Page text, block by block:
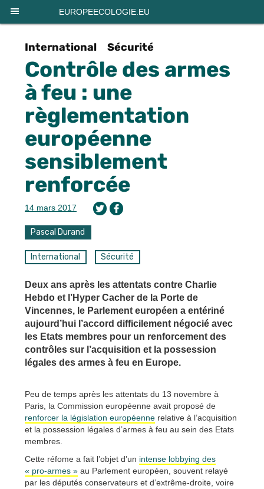
EUROPEECOLOGIE.EU
International Sécurité
Contrôle des armes
à feu : une
règlementation
européenne
sensiblement
renforcée
14 mars 2017
Pascal Durand
International Sécurité
Deux ans après les attentats contre Charlie
Hebdo et l’Hyper Cacher de la Porte de
Vincennes, le Parlement européen a entériné
aujourd’hui l’accord difficilement négocié avec
les Etats membres pour un renforcement des
contrôles sur l’acquisition et la possession
légales des armes à feu en Europe.
Peu de temps après les attentats du 13 novembre à
Paris, la Commission européenne avait proposé de
renforcer la législation européenne relative à l’acquisition
et la possession légales d’armes à feu au sein des Etats
membres.
Cette réfome a fait l’objet d’un intense lobbying des
« pro-armes » au Parlement européen, souvent relayé
par les députés conservateurs et d’extrême-droite, voire